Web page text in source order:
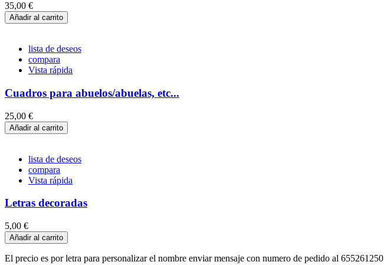
35,00 €
Añadir al carrito
lista de deseos
compara
Vista rápida
Cuadros para abuelos/abuelas, etc...
25,00 €
Añadir al carrito
lista de deseos
compara
Vista rápida
Letras decoradas
5,00 €
Añadir al carrito
El precio es por letra para personalizar el nombre enviar mensaje con numero de pedido al 655261250